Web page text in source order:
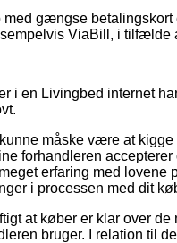
gængse
ViaBill, i tilfælde
i en Livingbed internet
måske være at
forhandleren
erfaring med
i processen med dit
at køber er klar over
bruger. I relation til